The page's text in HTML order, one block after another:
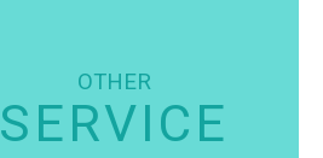
OTHER
SERVICE